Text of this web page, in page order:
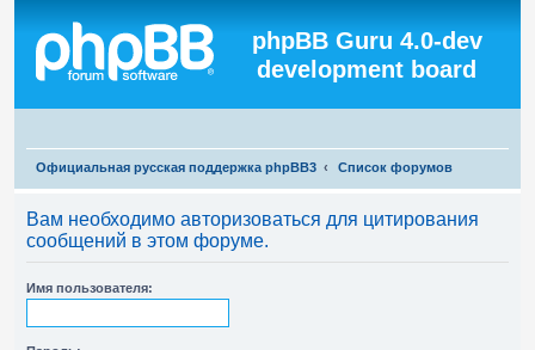
phpBB Guru 4.0-dev
development board
Официальная русская поддержка phpBB3 Список форумов
Вам необходимо авторизоваться для цитирования
сообщений в этом форуме.
Имя пользователя: